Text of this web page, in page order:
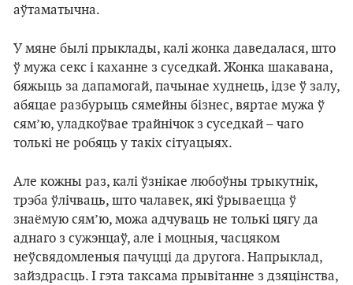
аўтаматычна.
У мяне былі прыклады, калі жонка даведалася, што
ў мужа секс і каханне з суседкай. Жонка шакавана,
бяжыць за дапамогай, пачынае худнець, ідзе ў залу,
абяцае разбурыць сямейны бізнес, вяртае мужа ў
сям’ю, уладкоўвае трайнічок з суседкай – чаго
толькі не робяць у такіх сітуацыях.
Але кожны раз, калі ўзнікае любоўны трыкутнік,
трэба ўлічваць, што чалавек, які ўрываецца ў
знаёмую сям’ю, можа адчуваць не толькі цягу да
аднаго з сужэнцаў, але і моцныя, часцяком
неўсвядомленыя пачуцці да другога. Напрыклад,
зайздрасць. І гэта таксама прывітанне з дзяцінства,